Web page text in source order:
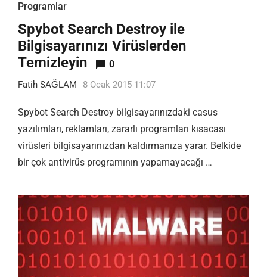
Programlar
Spybot Search Destroy ile
Bilgisayarınızı Virüslerden
Temizleyin
0
Fatih SAĞLAM 8 Ocak 2015 11:07
Spybot Search Destroy bilgisayarınızdaki casus
yazılımları, reklamları, zararlı programları kısacası
virüsleri bilgisayarınızdan kaldırmanıza yarar. Belkide
bir çok antivirüs programının yapamayacağı …